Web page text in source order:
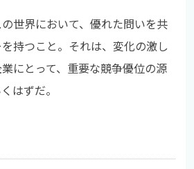
世界において、優れた問いを共
持つこと。それは、変化の激し
にとって、重要な競争優位の源
はずだ。